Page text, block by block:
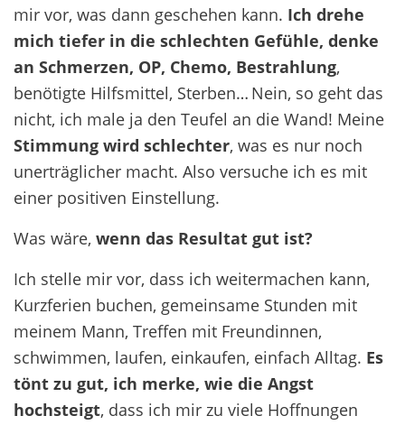
mir vor, was dann geschehen kann. Ich drehe
mich tiefer in die schlechten Gefühle, denke
an Schmerzen, OP, Chemo, Bestrahlung,
benötigte Hilfsmittel, Sterben… Nein, so geht das
nicht, ich male ja den Teufel an die Wand! Meine
Stimmung wird schlechter, was es nur noch
unerträglicher macht. Also versuche ich es mit
einer positiven Einstellung.
Was wäre, wenn das Resultat gut ist?
Ich stelle mir vor, dass ich weitermachen kann,
Kurzferien buchen, gemeinsame Stunden mit
meinem Mann, Treffen mit Freundinnen,
schwimmen, laufen, einkaufen, einfach Alltag. Es
tönt zu gut, ich merke, wie die Angst
hochsteigt, dass ich mir zu viele Hoffnungen